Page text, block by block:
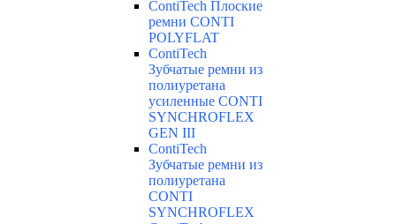
ContiTech Плоские
ремни CONTI
POLYFLAT
ContiTech
Зубчатые ремни из
полиуретана
усиленные CONTI
SYNCHROFLEX
GEN III
ContiTech
Зубчатые ремни из
полиуретана
CONTI
SYNCHROFLEX